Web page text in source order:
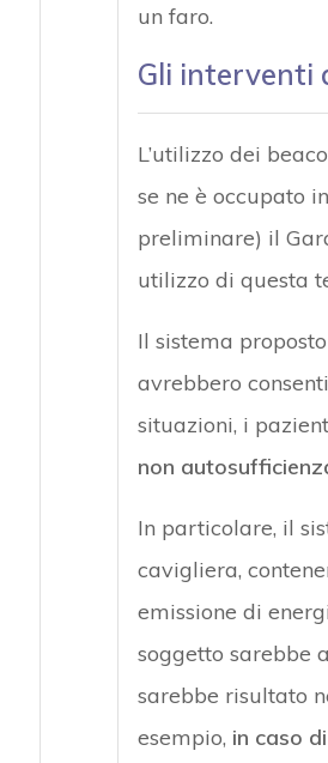
un faro.
Gli interventi
L’utilizzo dei
se ne è occupato
preliminare) il
utilizzo di questa
Il sistema
avrebbero
situazioni, i
non
In particolare, il
cavigliera,
emissione di
soggetto sarebbe
sarebbe risultato
esempio, in caso